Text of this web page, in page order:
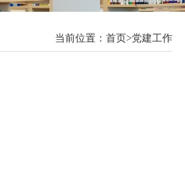
当前位置：首页 党建工作